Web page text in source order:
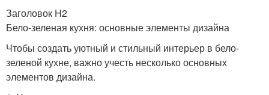
Заголовок H2
Бело-зеленая кухня: основные элементы дизайна
Чтобы создать уютный и стильный интерьер в бело-
зеленой кухне, важно учесть несколько основных
элементов дизайна.